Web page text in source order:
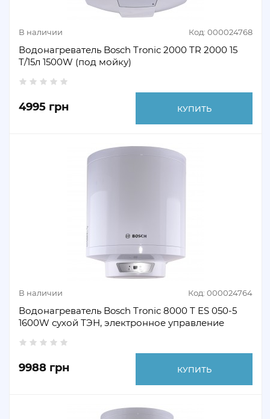
В наличии Код: 000024768
Водонагреватель Bosch Tronic 2000 TR 2000 15
T/15л 1500W (под мойку)
4995 грн КУПИТЬ
В наличии Код: 000024764
Водонагреватель Bosch Tronic 8000 T ES 050-5
1600W сухой ТЭН, электронное управление
9988 грн КУПИТЬ